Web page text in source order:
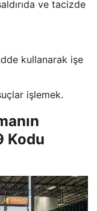
ve tacizde
kullanarak işe
işlemek.
Kodu